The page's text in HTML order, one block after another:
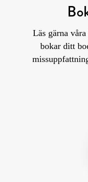
Läs gärna
bokar ditt